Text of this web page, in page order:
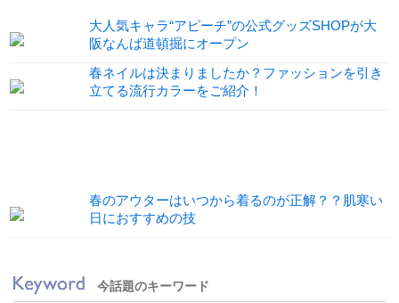
大人気キャラ“アピーチ”の公式グッズSHOPが大
阪なんば道頓掘にオープン
春ネイルは決まりましたか？ファッションを引き
立てる流行カラーをご紹介！
春のアウターはいつから着るのが正解？？肌寒い
日におすすめの技
今話題のキーワード